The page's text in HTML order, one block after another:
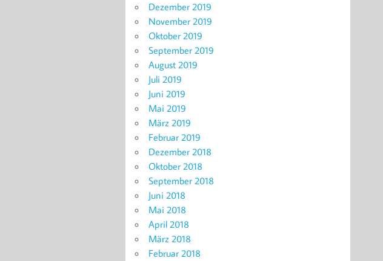
Dezember 2019
November 2019
Oktober 2019
September 2019
August 2019
Juli 2019
Juni 2019
Mai 2019
März 2019
Februar 2019
Dezember 2018
Oktober 2018
September 2018
Juni 2018
Mai 2018
April 2018
März 2018
Februar 2018